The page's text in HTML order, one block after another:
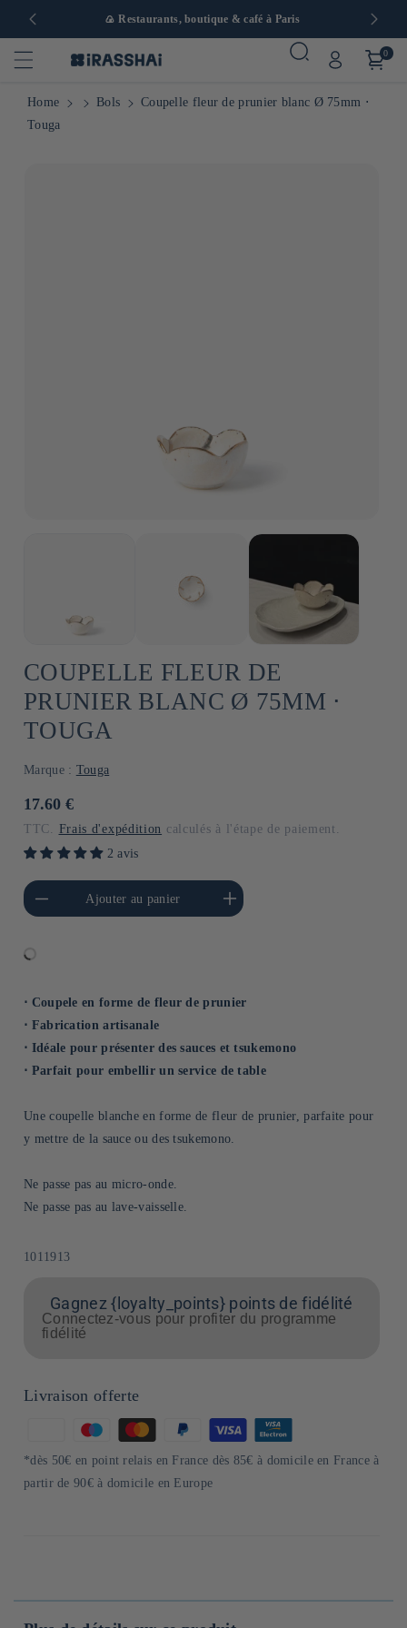
Europe 🍙 Restaurants, boutique & café à Paris
0
Home Bols
Coupelle fleur de prunier blanc Ø 75mm ⋅
Touga
COUPELLE FLEUR DE
PRUNIER BLANC Ø 75MM ⋅
TOUGA
Marque : Touga
Prix
17.60 €
TTC. Frais d'expédition calculés à l'étape de paiement.
2 avis
quantité de Default
Title
Ajouter au panier
Augmenter la quantité de
Default Title
⋅ Coupele en forme de fleur de prunier
⋅ Fabrication artisanale
⋅ Idéale pour présenter des sauces et tsukemono
⋅ Parfait pour embellir un service de table
Une coupelle blanche en forme de fleur de prunier, parfaite pour
y mettre de la sauce ou des tsukemono.
Ne passe pas au micro-onde.
Ne passe pas au lave-vaisselle.
SKU:
1011913
Gagnez {loyalty_points} points de fidélité
Connectez-vous pour profiter du programme
fidélité
Livraison offerte
de
paiement
*dès 50€ en point relais en France dès 85€ à domicile en France à
partir de 90€ à domicile en Europe